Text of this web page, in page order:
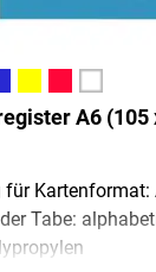
A6 (105
für Kartenformat:
Tabe: